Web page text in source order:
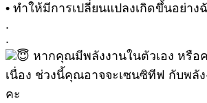
• ทำให้มีการเปลี่ยนแปลงเกิดขึ้นอย่าง
.
.
หากคุณมีพลังงานในตัวเอง หรือ
เนื่อง ช่วงนี้คุณอาจจะเซนซิทีฟ กับพลั
คะ